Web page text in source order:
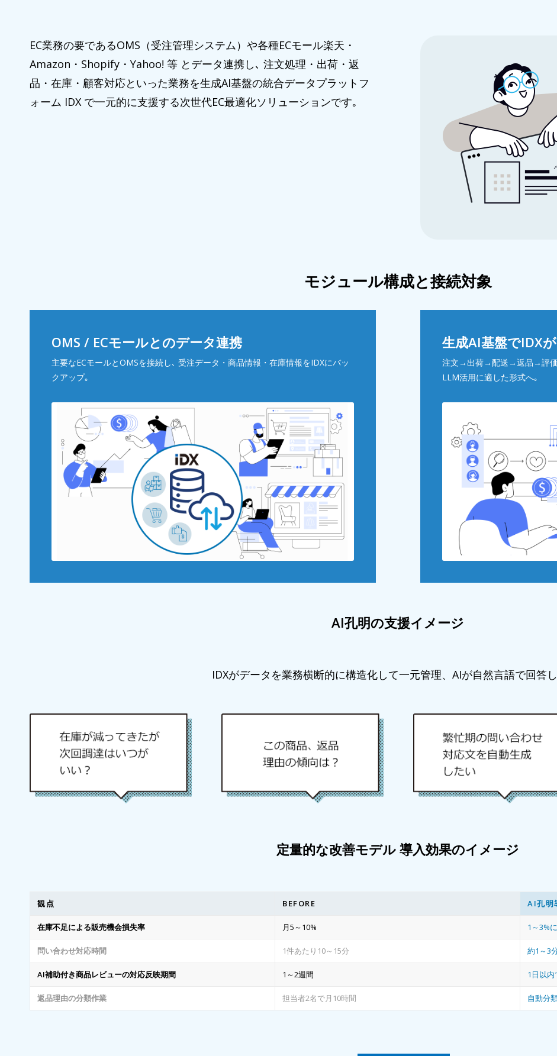
EC業務の要であるOMS（受注管理システム）や各種ECモール楽天・
Amazon・Shopify・Yahoo! 等 とデータ連携し､ 注文処理・出荷・返
品・在庫・顧客対応といった業務を生成AI基盤の統合データプラットフ
ォーム IDX で一元的に支援する次世代EC最適化ソリューションです｡
モジュール構成と接続対象
OMS / ECモールとのデータ連携
主要なECモールとOMSを接続し､ 受注データ・商品情報・在庫情報をIDXにバッ
クアップ｡
生成AI基盤でIDX
注文→出荷→配送→返品→評価
LLM活用に適した形式へ｡
AI孔明の支援イメージ
IDXがデータを業務横断的に構造化して一元管理、AIが自然言語で回答
定量的な改善モデル 導入効果のイメージ
観点 BEFORE AI孔明
在庫不足による販売機会損失率 月5～10% 1～3%
問い合わせ対応時間 1件あたり10～15分 約1～3
AI補助付き商品レビューの対応反映期間 1～2週間 1日以
返品理由の分類作業 担当者2名で月10時間 自動分